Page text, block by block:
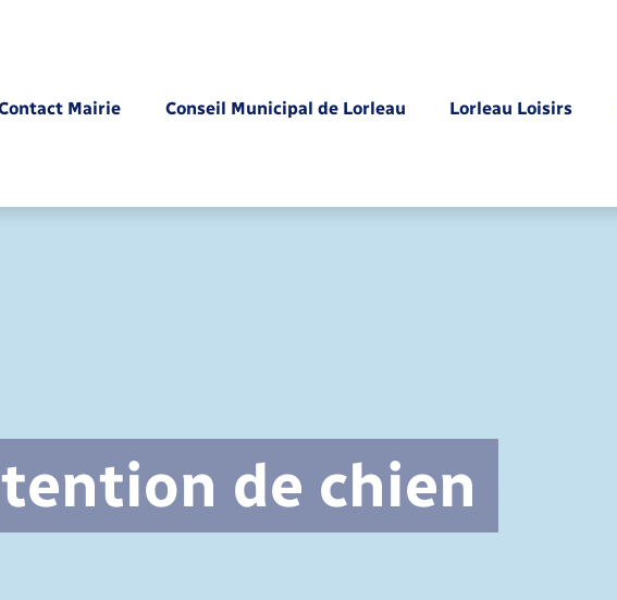
Mairie Conseil Municipal de Lorleau Lorleau Loisirs
Cimetière communalde chien